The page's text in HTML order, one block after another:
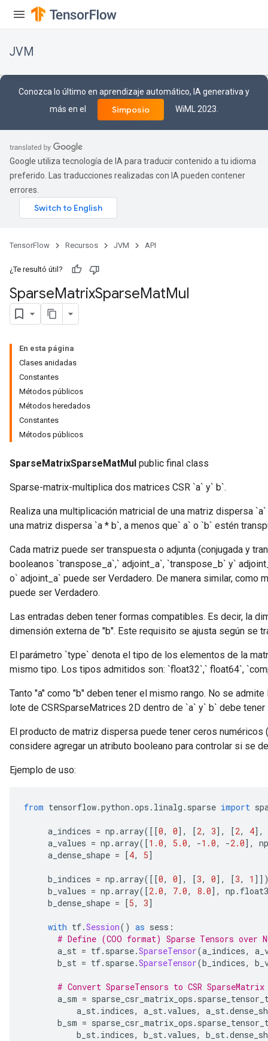
JVM
Conozca lo último en aprendizaje automático, IA generativa y
más en el
Simposio WiML 2023.
Google utiliza tecnología de IA para traducir contenido a tu idioma
preferido. Las traducciones realizadas con IA pueden contener
errores.
TensorFlow Recursos JVM API
¿Te resultó útil?
SparseMatrixSparseMatMul
En esta página
Clases anidadas
Constantes
Métodos públicos
Métodos heredados
Constantes
Métodos públicos
SparseMatrixSparseMatMul public final class
Sparse-matrix-multiplica dos matrices CSR `a` y` b`.
Realiza una multiplicación matricial de una matriz dispersa
una matriz dispersa `a * b`, a menos que` a` o `b` estén
Cada matriz puede ser transpuesta o adjunta (conjugada y
booleanos `transpose_a`,` adjoint_a`, `transpose_b` y`
o` adjoint_a` puede ser Verdadero. De manera similar, como
puede ser Verdadero.
Las entradas deben tener formas compatibles. Es decir, la
dimensión externa de "b". Este requisito se ajusta según se
El parámetro `type` denota el tipo de los elementos de la
mismo tipo. Los tipos admitidos son: `float32`,` float64`,
Tanto "a" como "b" deben tener el mismo rango. No se
lote de CSRSparseMatrices 2D dentro de `a` y` b` debe
El producto de matriz dispersa puede tener ceros numéricos
considere agregar un atributo booleano para controlar si se
Ejemplo de uso:
from tensorflow.python .ops . linalg . sparse import
a_indices = np .array([[0, 0], [2, 3], [2, 4],
a_values = np .array([1.0, 5.0, -1.0, -2.0],
np
a_dense_shape = [4, 5]
b_indices = np .array([[0, 0], [3, 0], [3, 1
b_values = np .array([2.0, 7.0, 8.0], np .
b_dense_shape = [5, 3]
with tf.Session() as sess :
# Define (COO format) Sparse Tensors over
a_st = tf. sparse.SparseTensor(a_indices,
b_st = tf. sparse.SparseTensor(b_indices,
# Convert SparseTensors to CSR SparseMatrix
a_sm = sparse_csr_matrix_ops .
a_st. indices, a_st.values, a_st.
b_sm = sparse_csr_matrix_ops .
b_st. indices, b_st.values, b_st.